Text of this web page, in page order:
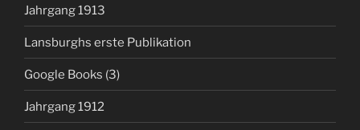
Jahrgang 1913
Lansburghs erste Publikation
Google Books (3)
Jahrgang 1912